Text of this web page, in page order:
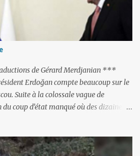
C’est chose faite, l’Arménie a
s’y attendre, Bakou a posé de
: 1- L’Arménie doit demander la
de l’OSCE ; 2- et surtout, elle doit
supprimant toute allusion au
de Gérard Merdjanian ***
Erdoğan compte beaucoup sur le
Suite à la colossale vague de
coup d’état manqué où des dizaines
les Occidentaux se sont notablement